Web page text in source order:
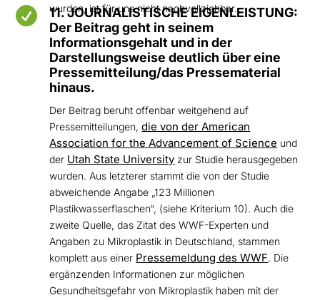
wurden, ist für uns nicht nachvollziehbar.

11. JOURNALISTISCHE EIGENLEISTUNG:
Der Beitrag geht in seinem
Informationsgehalt und in der
Darstellungsweise deutlich über eine
Pressemitteilung/das Pressematerial
hinaus.
Der Beitrag beruht offenbar weitgehend auf
Pressemitteilungen,die von der American
Association for the Advancement of Science und
der Utah State University zur Studie herausgegeben
wurden. Aus letzterer stammt die von der Studie
abweichende Angabe „123 Millionen
Plastikwasserflaschen“, (siehe Kriterium 10). Auch die
zweite Quelle, das Zitat des WWF-Experten und
Angaben zu Mikroplastik in Deutschland, stammen
komplett aus einer Pressemeldung des WWF. Die
ergänzenden Informationen zur möglichen
Gesundheitsgefahr von Mikroplastik haben mit der